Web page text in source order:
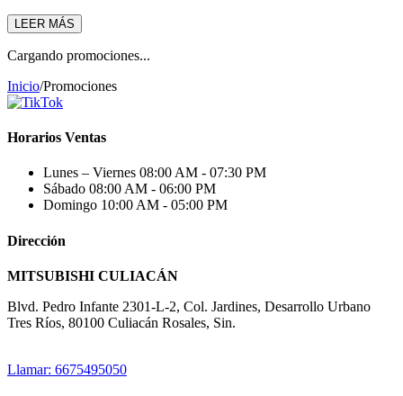
LEER MÁS
Cargando promociones...
Inicio/Promociones
Horarios Ventas
Lunes – Viernes 08:00 AM - 07:30 PM
Sábado 08:00 AM - 06:00 PM
Domingo 10:00 AM - 05:00 PM
Dirección
MITSUBISHI CULIACÁN
Blvd. Pedro Infante 2301-L-2, Col. Jardines, Desarrollo Urbano
Tres Ríos, 80100 Culiacán Rosales, Sin.
Llamar: 6675495050